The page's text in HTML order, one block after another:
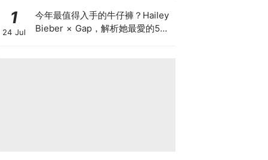
1
24 Jul
今年最值得入手的牛仔褲？Hailey
Bieber × Gap，解析她最愛的5種